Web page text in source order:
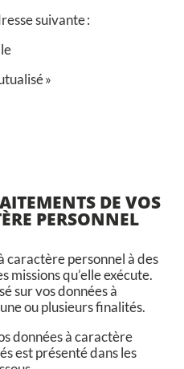
suivante :
»
DE VOS
PERSONNEL
caractère personnel à des
qu’elle exécute.
sur vos données à
ou plusieurs finalités.
données à caractère
est présenté dans les